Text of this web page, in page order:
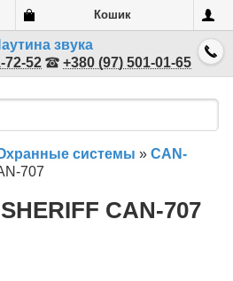
Кошик
72-52 +380 (97) 501-01-65
системы » CAN-
707
CAN-707